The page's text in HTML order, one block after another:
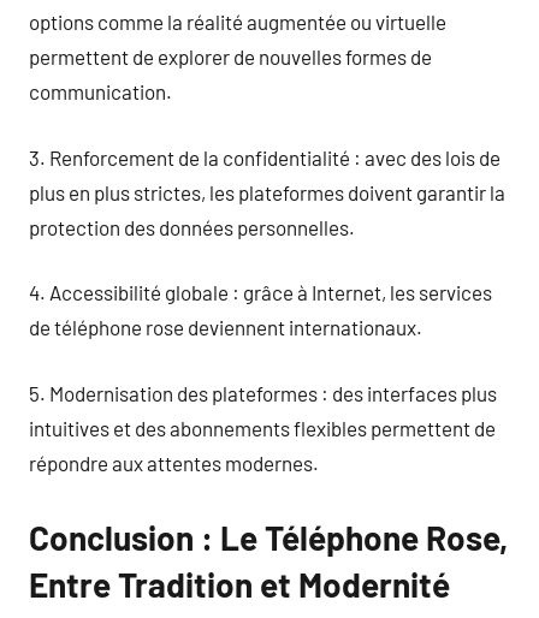
options comme la réalité augmentée ou virtuelle
permettent de explorer de nouvelles formes de
communication.
3. Renforcement de la confidentialité : avec des lois de
plus en plus strictes, les plateformes doivent garantir la
protection des données personnelles.
4. Accessibilité globale : grâce à Internet, les services
de téléphone rose deviennent internationaux.
5. Modernisation des plateformes : des interfaces plus
intuitives et des abonnements flexibles permettent de
répondre aux attentes modernes.
Conclusion : Le Téléphone Rose,
Entre Tradition et Modernité